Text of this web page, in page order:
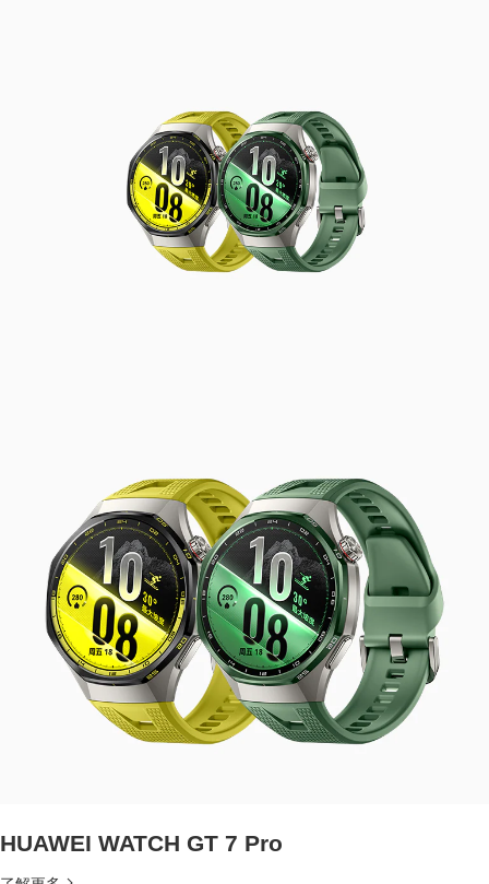
HUAWEI WATCH GT 7 Pro